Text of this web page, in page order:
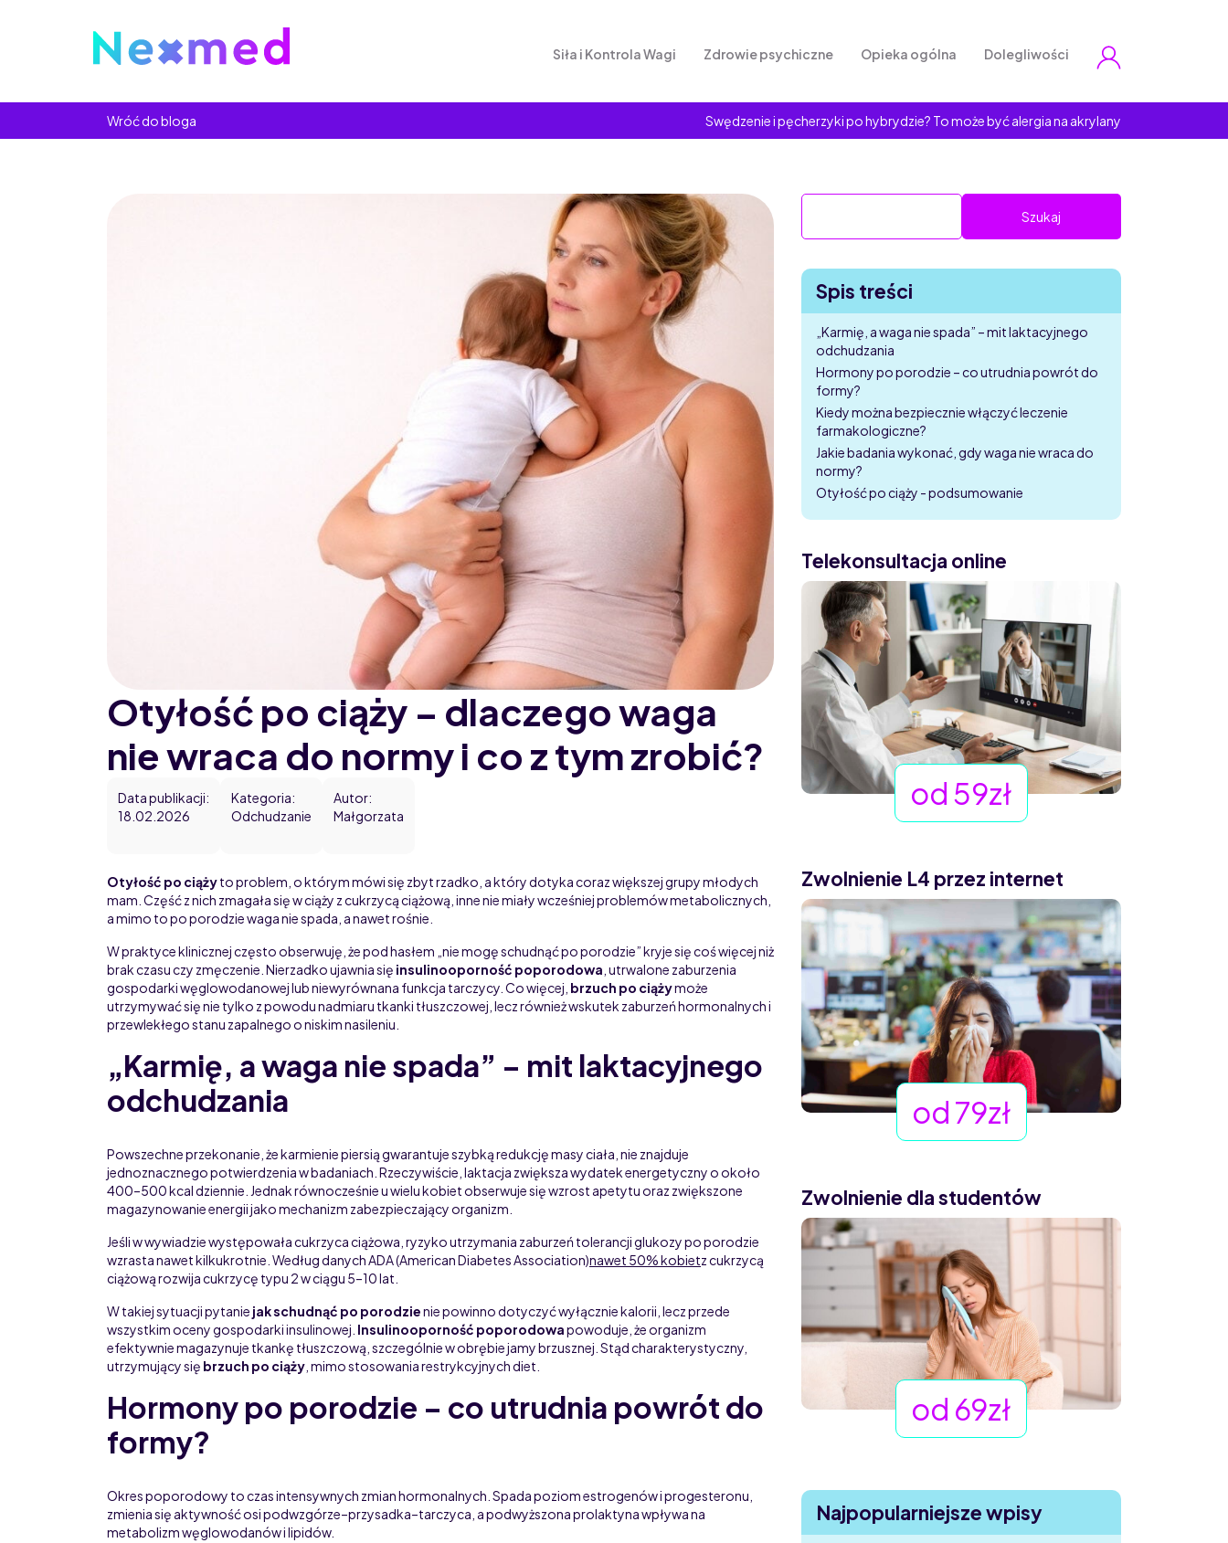
Siła i Kontrola Wagi Zdrowie psychiczne Opieka ogólna Dolegliwości
Wróć do bloga Swędzenie i pęcherzyki po hybrydzie? To może być alergia na akrylany
Otyłość po ciąży – dlaczego waga
nie wraca do normy i co z tym zrobić?
Data publikacji:
18.02.2026
Kategoria:
Odchudzanie
Autor:
Małgorzata
Otyłość po ciążyto problem, o którym mówi się zbyt rzadko, a który dotyka coraz większej grupy młodych
mam. Część z nich zmagała się w ciąży z cukrzycą ciążową, inne nie miały wcześniej problemów metabolicznych,
a mimo to po porodzie waga nie spada, a nawet rośnie.
W praktyce klinicznej często obserwuję, że pod hasłem „nie mogę schudnąć po porodzie” kryje się coś więcej niż
brak czasu czy zmęczenie. Nierzadko ujawnia się insulinooporność poporodowa , utrwalone zaburzenia
gospodarki węglowodanowej lub niewyrównana funkcja tarczycy. Co więcej, brzuch po ciążymoże
utrzymywać się nie tylko z powodu nadmiaru tkanki tłuszczowej, lecz również wskutek zaburzeń hormonalnych i
przewlekłego stanu zapalnego o niskim nasileniu.
„Karmię, a waga nie spada” – mit laktacyjnego
odchudzania
Powszechne przekonanie, że karmienie piersią gwarantuje szybką redukcję masy ciała, nie znajduje
jednoznacznego potwierdzenia w badaniach. Rzeczywiście, laktacja zwiększa wydatek energetyczny o około
400–500 kcal dziennie. Jednak równocześnie u wielu kobiet obserwuje się wzrost apetytu oraz zwiększone
magazynowanie energii jako mechanizm zabezpieczający organizm.
Jeśli w wywiadzie występowała cukrzyca ciążowa, ryzyko utrzymania zaburzeń tolerancji glukozy po porodzie
wzrasta nawet kilkukrotnie. Według danych ADA (American Diabetes Association)nawet 50% kobietz cukrzycą
ciążową rozwija cukrzycę typu 2 w ciągu 5–10 lat.
W takiej sytuacji pytanie jak schudnąć po porodzienie powinno dotyczyć wyłącznie kalorii, lecz przede
wszystkim oceny gospodarki insulinowej. Insulinooporność poporodowapowoduje, że organizm
efektywnie magazynuje tkankę tłuszczową, szczególnie w obrębie jamy brzusznej. Stąd charakterystyczny,
utrzymujący się brzuch po ciąży , mimo stosowania restrykcyjnych diet.
Hormony po porodzie – co utrudnia powrót do
formy?
Okres poporodowy to czas intensywnych zmian hormonalnych. Spada poziom estrogenów i progesteronu,
zmienia się aktywność osi podwzgórze–przysadka–tarczyca, a podwyższona prolaktyna wpływa na
metabolizm węglowodanów i lipidów.
Spis treści
„Karmię, a waga nie spada” – mit laktacyjnego
odchudzania
Hormony po porodzie – co utrudnia powrót do
formy?
Kiedy można bezpiecznie włączyć leczenie
farmakologiczne?
Jakie badania wykonać, gdy waga nie wraca do
normy?
Otyłość po ciąży - podsumowanie
Telekonsultacja online
od 59zł
Zwolnienie L4 przez internet
od 79zł
Zwolnienie dla studentów
od 69zł
Najpopularniejsze wpisy